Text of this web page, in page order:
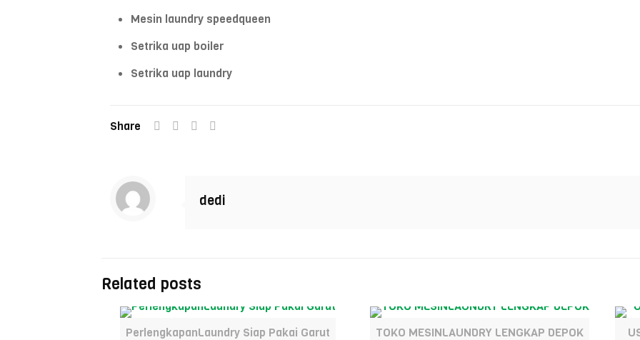
Mesin laundry speedqueen
Setrika uap boiler
Setrika uap laundry
Share
dedi
Related posts
PerlengkapanLaundry Siap Pakai Garut TOKO MESINLAUNDRY LENGKAP DEPOK